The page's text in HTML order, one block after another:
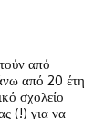
από
από 20 έτη
σχολείο
(!) για να